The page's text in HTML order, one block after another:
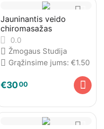
Jauninantis veido
chiromasažas
0.0
Žmogaus Studija
Grąžinsime jums: €1.50
€3000